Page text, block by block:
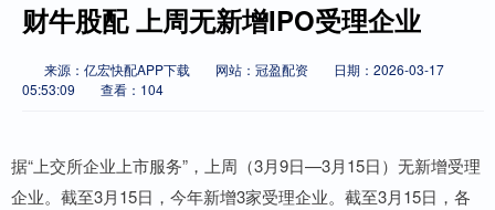
财牛股配 上周无新增IPO受理企业
来源：亿宏快配APP下载 网站：冠盈配资
日期：2026-03-17
05:53:09
查看：104
据“上交所企业上市服务”，上周（3月9日—3月15日）无新增受理
企业。截至3月15日，今年新增3家受理企业。截至3月15日，各